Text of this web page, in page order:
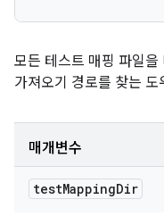
모든 테스트 매핑 파일
가져오기 경로를 찾는 도
매개변수
testMappingDir